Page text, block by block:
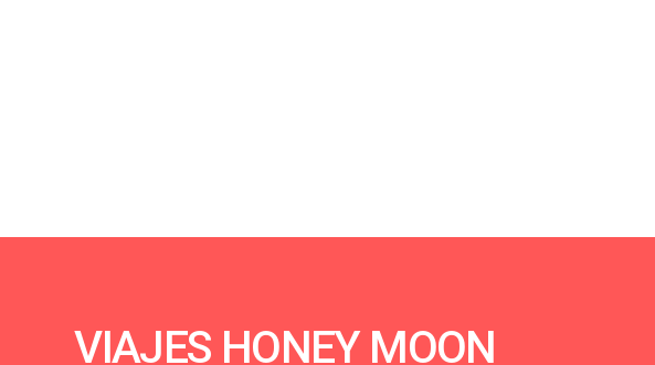
VIAJES HONEY MOON